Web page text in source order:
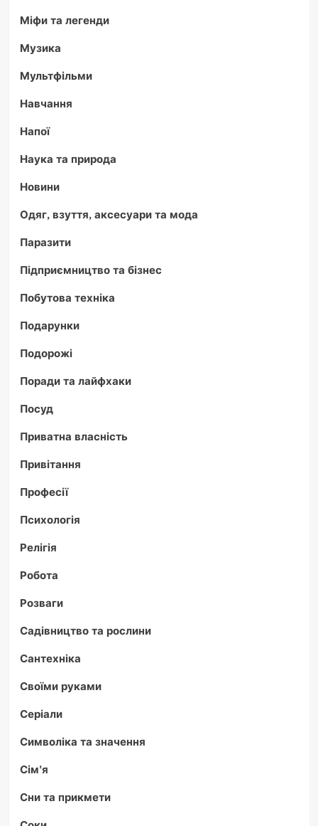
Міфи та легенди
Музика
Мультфільми
Навчання
Напої
Наука та природа
Новини
Одяг, взуття, аксесуари та мода
Паразити
Підприємництво та бізнес
Побутова техніка
Подарунки
Подорожі
Поради та лайфхаки
Посуд
Приватна власність
Привітання
Професії
Психологія
Релігія
Робота
Розваги
Садівництво та рослини
Сантехніка
Своїми руками
Серіали
Символіка та значення
Сім'я
Сни та прикмети